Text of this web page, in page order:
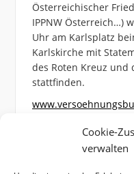
Cookie-
verwalten
Österreichischer
IPPNW Österreich…)
Uhr am Karlsplatz
Karlskirche mit
des Roten Kreuz und
stattfinden.